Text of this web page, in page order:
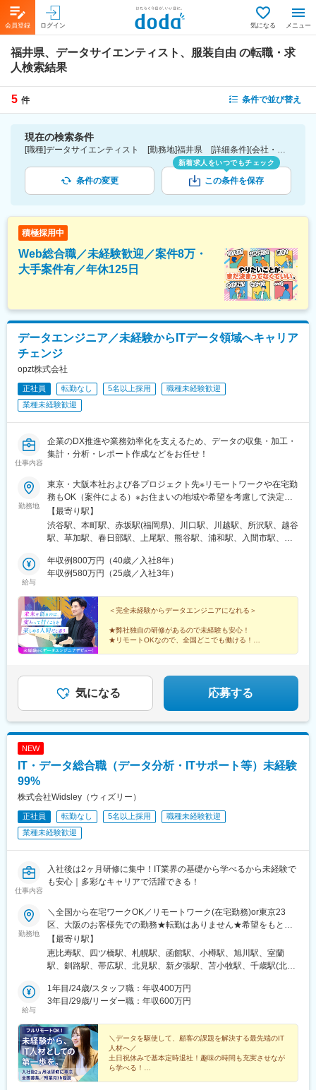
会員登録 ログイン 気になる メニュー
福井県、データサイエンティスト、服装自由 の転職・求
人検索結果
5 件 条件で並び替え
現在の検索条件
[職種]データサイエンティスト [勤務地]福井県 [詳細条件](会社・職場の環境)服装自由
条件の変更
新着求人をいつでもチェック
この条件を保存
積極採用中
Web総合職／未経験歓迎／案件8万・
大手案件有／年休125日
データエンジニア／未経験からITデータ領域へキャリア
チェンジ
opzt株式会社
正社員 転勤なし 5名以上採用
職種未経験歓迎
業種未経験歓迎
仕事内容
企業のDX推進や業務効率化を支えるため、データの収集・加工・
集計・分析・レポート作成などをお任せ！
勤務地
東京・大阪本社および各プロジェクト先※リモートワークや在宅勤
務もOK（案件による）※お住まいの地域や希望を考慮して決定し
ます。※転居を伴う転勤はありません。■東京オフィス：東京都渋
谷区渋谷2-21-1 渋谷ヒカリエ32F（各線「渋谷駅」直結）■大阪
オフィス：大阪市中央区本町4-2-12 野村不動産御堂筋本町ビル
際に利用します。
【最寄り駅】
渋谷駅、本町駅、赤坂駅(福岡県)、川口駅、川越駅、所沢駅、越谷
駅、草加駅、春日部駅、上尾駅、熊谷駅、浦和駅、入間市駅、三
県)、八潮駅、志木駅、下北沢駅、練馬駅、蒲田駅、葛西駅、北千
住駅、大山駅(東京都)、八王子駅、豊洲駅、亀有駅、町田駅、品川
駅、調布駅、上野駅、小平駅、立川駅、日本橋駅(東京都)、吉祥寺
駅、多摩センター駅、青梅駅、国分寺駅、武蔵小金井駅、昭島
駅、東京駅、国立駅、玉川上水駅、東久留米駅、船橋駅、松戸
駅、市川駅、柏駅、千葉駅、流山おおたかの森駅、八千代台駅、
習志野駅、浦安駅(千葉県)、愛宕駅(千葉県)、木更津駅、成田駅、
駅、相模原駅、川崎駅、平塚駅、茅ケ崎駅、大和駅(神奈川県)、本
厚木駅、小田原駅、鎌倉駅、伊勢原駅、逗子駅、三崎口駅、溝の
口駅、布施駅、豊中駅、吹田駅(東海道本線)、梅田駅(地下鉄)、茨
宮駅、東梅田駅、岸里駅、谷町六丁目駅、天満橋駅、千里中央駅
駅、南森町駅、日本橋駅(大阪府)、十三駅、谷町九丁目駅、肥後橋
駅、森ノ宮駅、西九条駅、南方駅(大阪府)、堺東駅、木津川駅、長
堀橋駅、京阪山科駅、烏丸駅、京都河原町駅、近鉄丹波橋駅、烏
丸御池駅、二条駅、西院駅(阪急線)、丹波橋駅、長岡京駅、北大路
駅、西大路駅、大久保駅(京都府)、桂川駅(京都府)、京都市役所前
駅(京都府)、長岡天神駅、小倉駅(京都府)、椥辻駅、新祝園駅、東
山駅(京都府)、西京極駅、向日町駅、元町駅(兵庫県)、神戸三宮駅
海道本線)、伊丹駅(阪急線)、西明石駅、今津駅(兵庫県)、甲子園
駅、垂水駅、六甲道駅、板宿駅、武庫之荘駅、名谷駅、立花駅、
加古川駅、西神中央駅、兵庫駅、大宮駅(埼玉県)、和光市駅、蕨
駅、東川口駅、南浦和駅、武蔵浦和駅、さいたま新都心駅、武蔵
小杉駅、新横浜駅、戸塚駅、海老名駅(相模線)、日吉駅(神奈川
県)、浅草駅(ＴＸ)、銀座駅、青山一丁目駅、二子玉川駅、代々木
駅、原宿駅、中野坂上駅、人形町駅、関内駅、菊名駅、桜木町
駅、中央林間駅、大船駅、相模大野駅、東戸塚駅、保土ケ谷駅、
有楽町駅、神田駅(東京都)、日比谷駅、茅場町駅、市ケ谷駅、五反
上大岡駅、蘇我駅、幕張本郷駅、新松戸駅、新浦安駅、西船橋
駅、自由が丘駅、みなとみらい駅、新百合ケ丘駅、柏の葉キャン
パス駅、新八柱駅、行徳駅、新小岩駅、大森駅(東京都)、三鷹駅、
三軒茶屋駅、四ツ谷駅、飯田橋駅、恵比寿駅、大井町駅、大手町
駅(東京都)、浜松町駅、押上駅、新木場駅、表参道駅、大塚駅(東
給与
年収例800万円（40歳／入社8年）
年収例580万円（25歳／入社3年）
＜完全未経験からデータエンジニアになれる＞
★弊社独自の研修があるので未経験も安心！
★リモートOKなので、全国どこでも働ける！
気になる 応募する
NEW
IT・データ総合職（データ分析・ITサポート等）未経験
99%
株式会社Widsley（ウィズリー）
正社員 転勤なし 5名以上採用
職種未経験歓迎
業種未経験歓迎
仕事内容
入社後は2ヶ月研修に集中！IT業界の基礎から学べるから未経験で
も安心｜多彩なキャリアで活躍できる！
勤務地
＼全国から在宅ワークOK／リモートワーク(在宅勤務)or東京23
区、大阪のお客様先での勤務★転勤はありません★希望をもとに
配属先を決定します★リモートワーク率5割★フルリモートの場合
は通勤不要※入社後2ヶ月研修は東京にて実施、その後はスキルに
応じてリモートワーク可※研修終了後も東京本社での勤務が必要な
比寿駅』徒歩4分■大阪支社大阪府大阪市西区新町1-2-9日宝四ツ橋
新町ビル8階1号室『四ツ橋駅』徒歩3分
【最寄り駅】
恵比寿駅、四ツ橋駅、札幌駅、函館駅、小樽駅、旭川駅、室蘭
駅、釧路駅、帯広駅、北見駅、新夕張駅、苫小牧駅、千歳駅(北海
上駅、宮古駅、盛駅、久慈駅、仙台駅、石巻駅、杜せきのした
駅、新田駅(宮城県)、多賀城駅、気仙沼駅、いわき駅、郡山駅(福
駅、秋田駅、横手駅、能代駅、湯沢駅、大久保駅(秋田県)、鷹ノ巣
駅、山形駅、鶴岡駅、酒田駅、米沢駅、天童駅、さくらんぼ東根
駅、寒河江駅、新庄駅、水戸駅、つくば駅、日立駅、勝田駅、土
浦駅、古河駅、取手駅、下館駅、笹川駅、牛久駅、龍ケ崎市駅、
守谷駅、水海道駅、宇都宮駅、小山駅、栃木駅、足利駅、佐野
給与
1年目/24歳/スタッフ職：年収400万円
3年目/29歳/リーダー職：年収600万円
＼データを駆使して、顧客の課題を解決する最先端のIT
人材へ／
土日祝休みで基本定時退社！趣味の時間も充実させなが
ら学べる！